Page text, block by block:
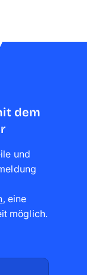
dem
und
, eine
möglich.